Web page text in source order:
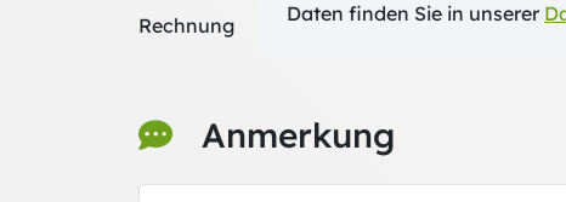
Rechnung
Anmerkung
Daten finden Sie in unserer